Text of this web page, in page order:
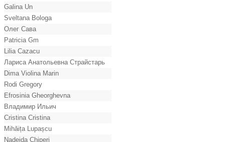
Galina Un
Sveltana Bologa
Олег Сава
Patricia Gm
Lilia Cazacu
Лариса Анатольевна Страйстарь
Dima Violina Marin
Rodi Gregory
Efrosinia Gheorghevna
Владимир Ильич
Cristina Cristina
Mihăița Lupașcu
Nadejda Chiperi